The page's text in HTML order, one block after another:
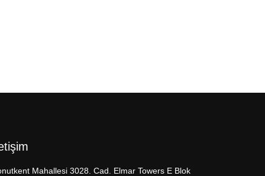
Mahallesi 3028. Cad. Elmar Towers E Blok